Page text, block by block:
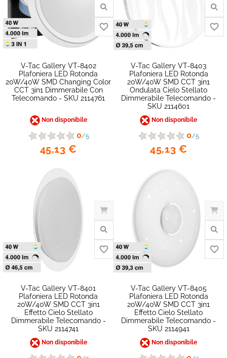
favorite_border
V-Tac Gallery VT-8402
Plafoniera LED Rotonda
20W/40W SMD Changing Color
CCT 3in1 Dimmerabile Con
Telecomando - SKU 2114761
Non disponibile
0/5
45,13 €
V-Tac Gallery VT-8403
Plafoniera LED Rotonda
20W/40W SMD CCT 3in1
Ondulata Cielo Stellato
Dimmerabile Telecomando -
SKU 2114601
Non disponibile
0/5
45,13 €
V-Tac Gallery VT-8401
Plafoniera LED Rotonda
20W/40W SMD CCT 3in1
Effetto Cielo Stellato
Dimmerabile Telecomando -
SKU 2114741
Non disponibile
V-Tac Gallery VT-8405
Plafoniera LED Rotonda
20W/40W SMD CCT 3in1
Effetto Cielo Stellato
Dimmerabile Telecomando -
SKU 2114941
Non disponibile